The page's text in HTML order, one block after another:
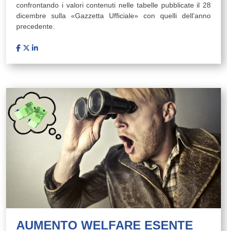
confrontando i valori contenuti nelle tabelle pubblicate il 28
dicembre sulla «Gazzetta Ufficiale» con quelli dell’anno
precedente.
AUMENTO WELFARE ESENTE